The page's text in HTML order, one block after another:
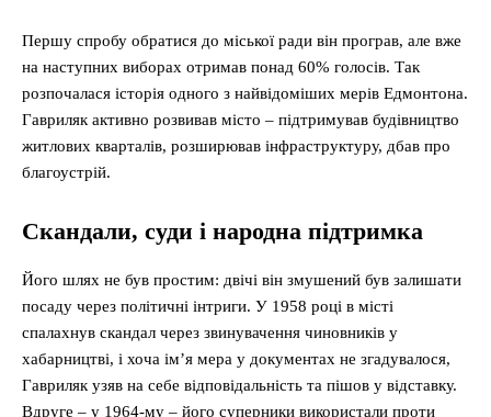
Першу спробу обратися до міської ради він програв, але вже
на наступних виборах отримав понад 60% голосів. Так
розпочалася історія одного з найвідоміших мерів Едмонтона.
Гавриляк активно розвивав місто – підтримував будівництво
житлових кварталів, розширював інфраструктуру, дбав про
благоустрій.
Скандали, суди і народна підтримка
Його шлях не був простим: двічі він змушений був залишати
посаду через політичні інтриги. У 1958 році в місті
спалахнув скандал через звинувачення чиновників у
хабарництві, і хоча ім’я мера у документах не згадувалося,
Гавриляк узяв на себе відповідальність та пішов у відставку.
Вдруге – у 1964-му – його суперники використали проти